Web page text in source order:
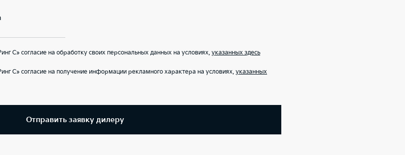
С» согласие на обработку своих персональных данных на условиях,указанных здесь
С» согласие на получение информации рекламного характера на условиях, указанных
Отправить заявку дилеру